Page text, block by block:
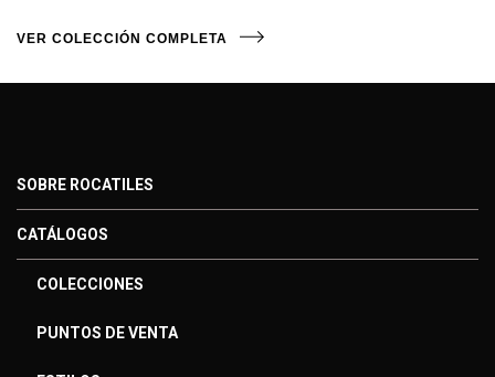
VER COLECCIÓN COMPLETA
SOBRE ROCATILES
CATÁLOGOS
COLECCIONES
PUNTOS DE VENTA